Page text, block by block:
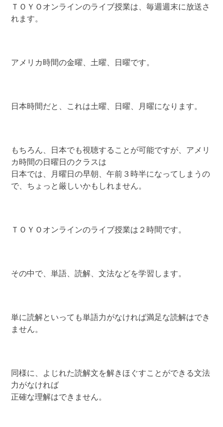
ＴＯＹＯオンラインのライブ授業は、毎週週末に放送さ
れます。
アメリカ時間の金曜、土曜、日曜です。
日本時間だと、これは土曜、日曜、月曜になります。
もちろん、日本でも視聴することが可能ですが、アメリ
カ時間の日曜日のクラスは
日本では、月曜日の早朝、午前３時半になってしまうの
で、ちょっと厳しいかもしれません。
ＴＯＹＯオンラインのライブ授業は２時間です。
その中で、単語、読解、文法などを学習します。
単に読解といっても単語力がなければ満足な読解はでき
ません。
同様に、よじれた読解文を解きほぐすことができる文法
力がなければ
正確な理解はできません。